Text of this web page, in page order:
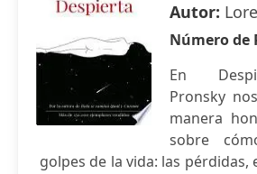
Autor:
Número de
En
Pronsky
manera
sobre
golpes de la vida: las pérdidas,